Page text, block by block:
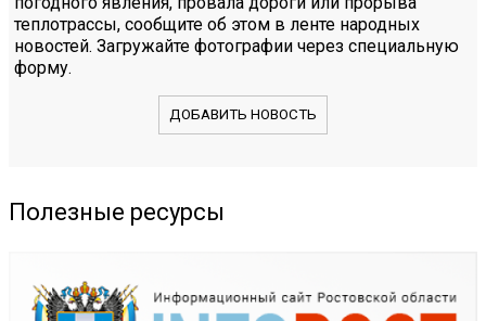
теплотрассы, сообщите об этом в ленте народных
новостей. Загружайте фотографии через специальную
форму.
ДОБАВИТЬ НОВОСТЬ
Полезные ресурсы